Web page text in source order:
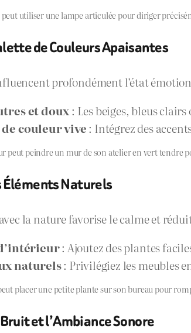
utiliser une lampe articulée pour diriger
de Couleurs Apaisantes
profondément l’état
et doux: Les beiges, bleus
couleur vive: Intégrez des
peut peindre un mur de son atelier en vert tendre
Naturels
la nature favorise le calme et
: Ajoutez des plantes
naturels: Privilégiez les meubles
placer une petite plante sur son bureau pour
et l’Ambiance Sonore